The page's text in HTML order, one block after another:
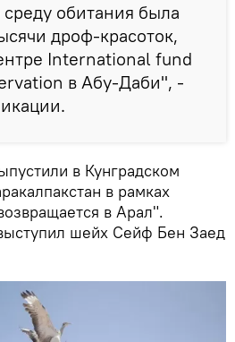
обитания была
дроф-красоток,
International fund
в Абу-Даби", -
в Кунградском
в рамках
в Арал".
шейх Сейф Бен Заед